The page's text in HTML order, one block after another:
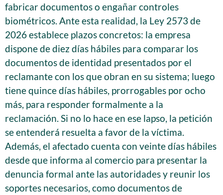
fabricar documentos o engañar controles
biométricos. Ante esta realidad, la Ley 2573 de
2026 establece plazos concretos: la empresa
dispone de diez días hábiles para comparar los
documentos de identidad presentados por el
reclamante con los que obran en su sistema; luego
tiene quince días hábiles, prorrogables por ocho
más, para responder formalmente a la
reclamación. Si no lo hace en ese lapso, la petición
se entenderá resuelta a favor de la víctima.
Además, el afectado cuenta con veinte días hábiles
desde que informa al comercio para presentar la
denuncia formal ante las autoridades y reunir los
soportes necesarios, como documentos de